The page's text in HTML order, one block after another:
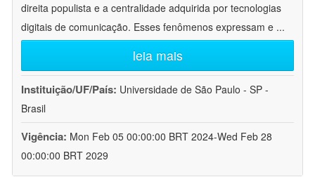
direita populista e a centralidade adquirida por tecnologias
digitais de comunicação. Esses fenômenos expressam e ...
leia mais
Instituição/UF/País: Universidade de São Paulo - SP -
Brasil
Vigência: Mon Feb 05 00:00:00 BRT 2024-Wed Feb 28
00:00:00 BRT 2029